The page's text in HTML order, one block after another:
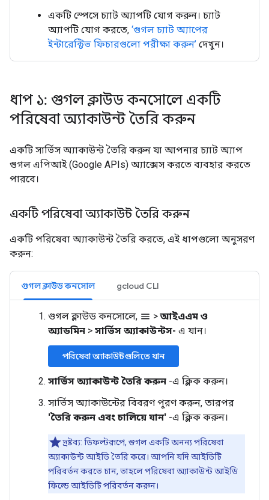
একটি স্পেসে চ্যাট অ্যাপটি যোগ করুন। চ্যাট
অ্যাপটি যোগ করতে, ‘গুগল চ্যাট অ্যাপের
ইন্টারেক্টিভ ফিচারগুলো পরীক্ষা করুন’ দেখুন।
ধাপ ১: গুগল ক্লাউড কনসোলে একটি
পরিষেবা অ্যাকাউন্ট তৈরি করুন
একটি সার্ভিস অ্যাকাউন্ট তৈরি করুন যা আপনার চ্যাট অ্যাপ
গুগল এপিআই (Google APIs) অ্যাক্সেস করতে ব্যবহার করতে
পারবে।
একটি পরিষেবা অ্যাকাউন্ট তৈরি করুন
একটি পরিষেবা অ্যাকাউন্ট তৈরি করতে, এই ধাপগুলো অনুসরণ
করুন:
গুগল ক্লাউড কনসোল gcloud CLI
গুগল ক্লাউড কনসোলে, menu > আইএএম ও
অ্যাডমিন > সার্ভিস অ্যাকাউন্টস- এ যান।
পরিষেবা অ্যাকাউন্টগুলিতে যান
সার্ভিস অ্যাকাউন্ট তৈরি করুন -এ ক্লিক করুন।
সার্ভিস অ্যাকাউন্টের বিবরণ পূরণ করুন, তারপর
'তৈরি করুন এবং চালিয়ে যান' -এ ক্লিক করুন।
দ্রষ্টব্য: ডিফল্টরূপে, গুগল একটি অনন্য পরিষেবা
অ্যাকাউন্ট আইডি তৈরি করে। আপনি যদি আইডিটি
পরিবর্তন করতে চান, তাহলে পরিষেবা অ্যাকাউন্ট আইডি
ফিল্ডে আইডিটি পরিবর্তন করুন।